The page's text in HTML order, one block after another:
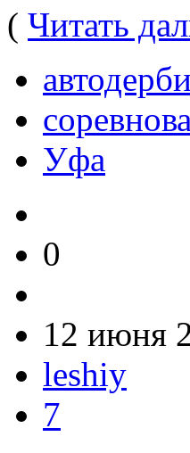
( Читать
автодерби
Уфа
0
12 июня
leshiy
7